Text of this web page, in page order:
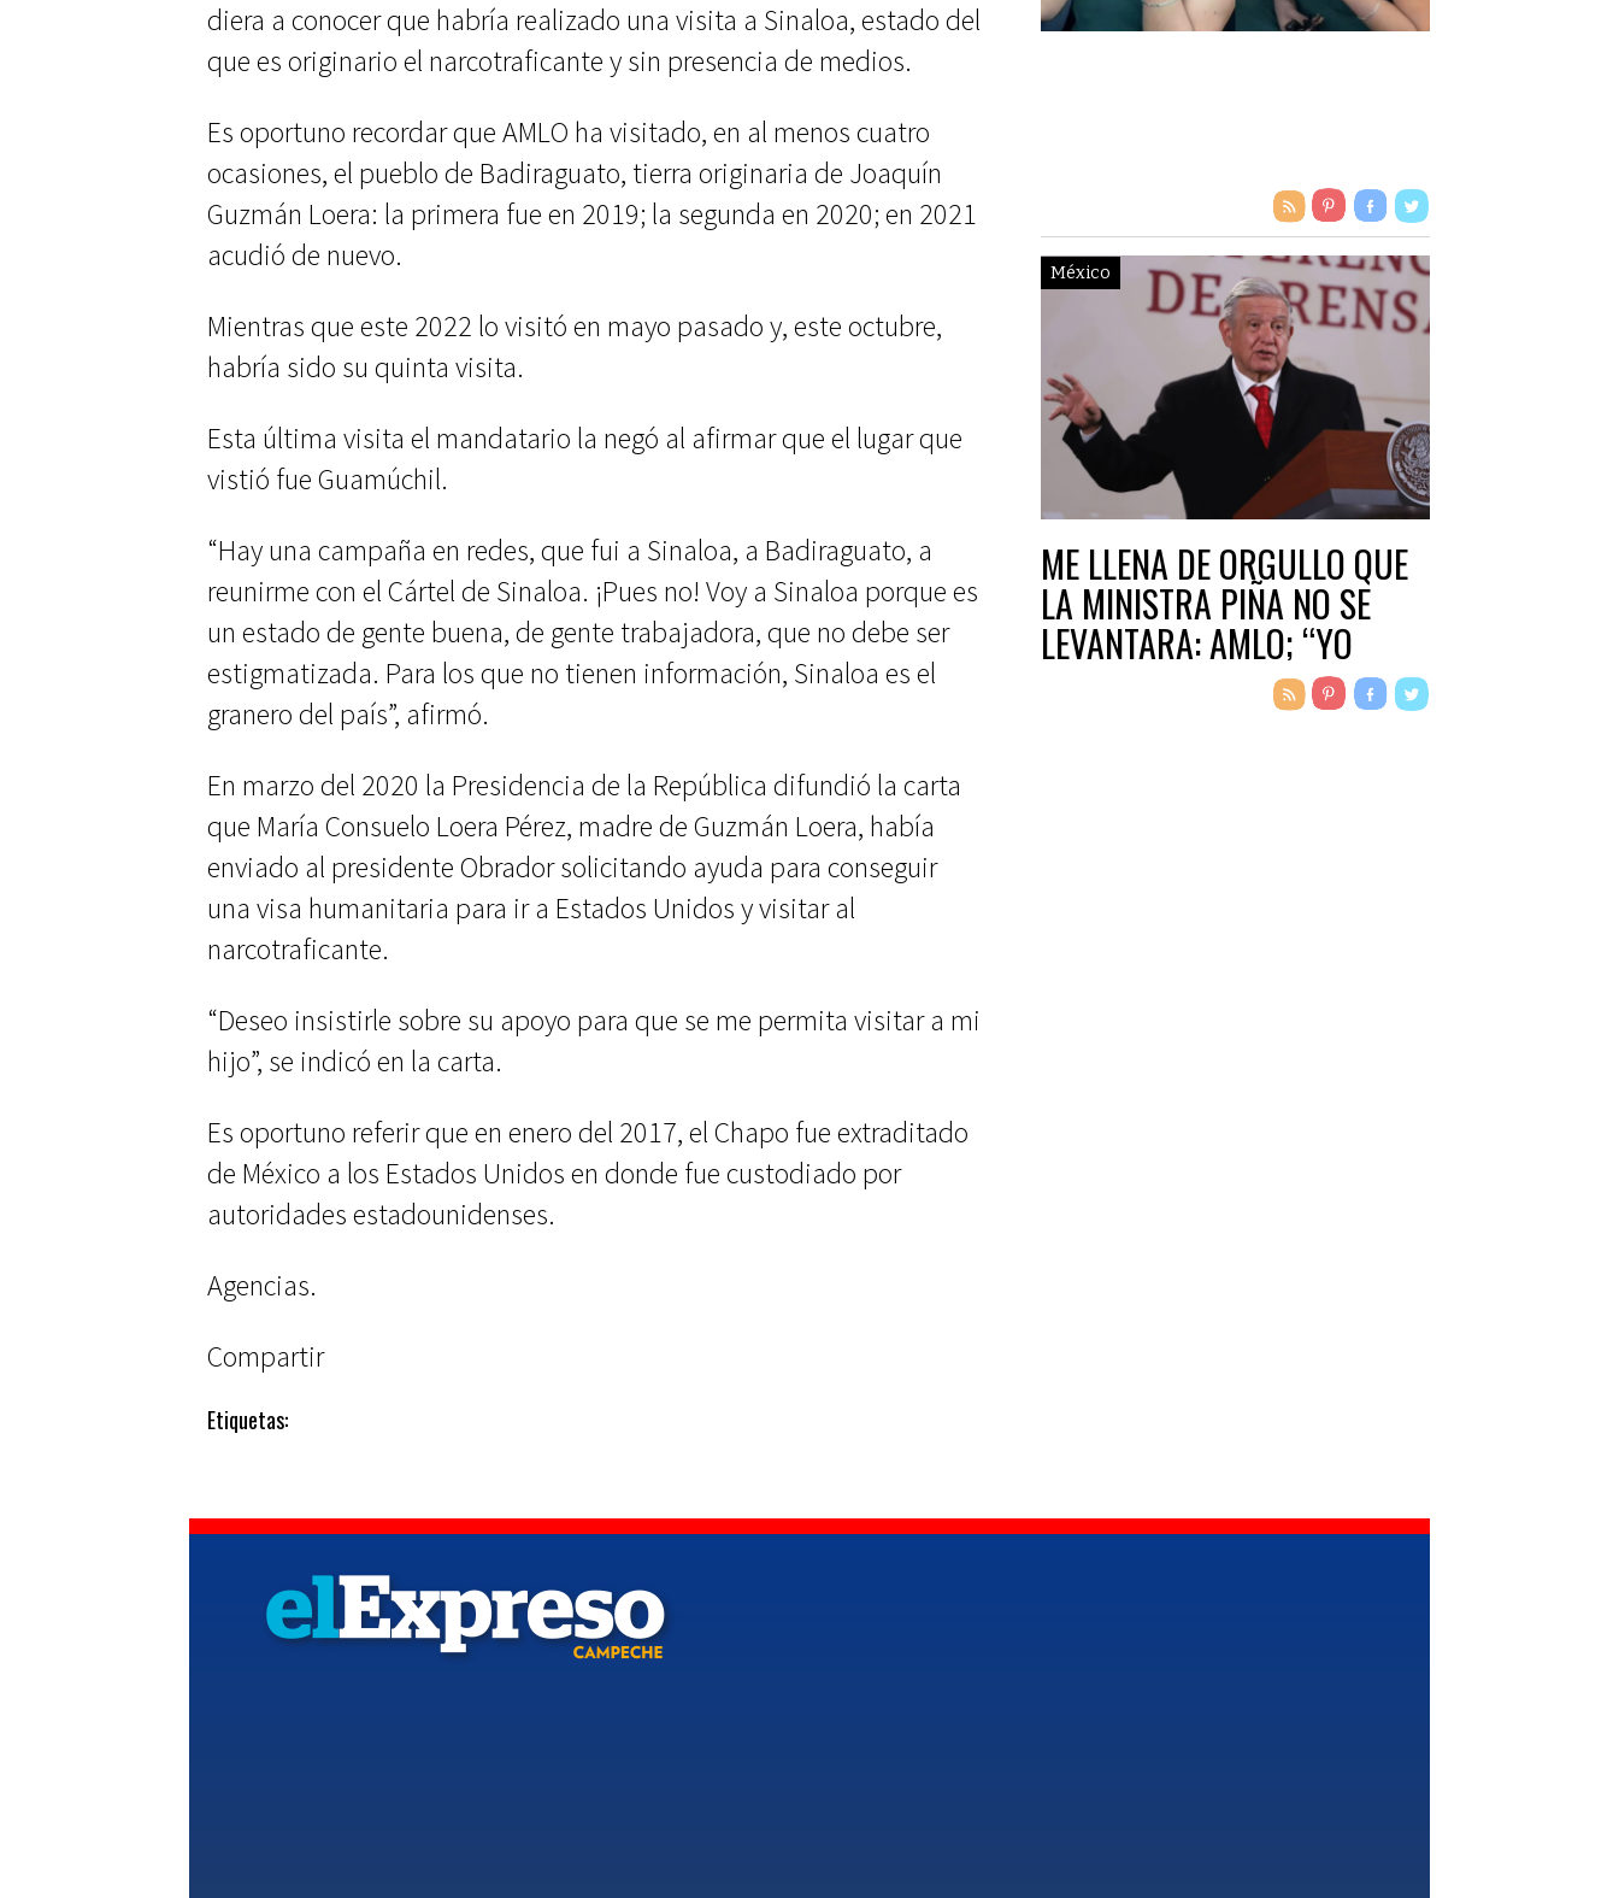
diera a conocer que habría realizado una visita a Sinaloa, estado del
que es originario el narcotraficante y sin presencia de medios.
Es oportuno recordar que AMLO ha visitado, en al menos cuatro
ocasiones, el pueblo de Badiraguato, tierra originaria de Joaquín
Guzmán Loera: la primera fue en 2019; la segunda en 2020; en 2021
acudió de nuevo.
Mientras que este 2022 lo visitó en mayo pasado y, este octubre,
habría sido su quinta visita.
Esta última visita el mandatario la negó al afirmar que el lugar que
vistió fue Guamúchil.
“Hay una campaña en redes, que fui a Sinaloa, a Badiraguato, a
reunirme con el Cártel de Sinaloa. ¡Pues no! Voy a Sinaloa porque es
un estado de gente buena, de gente trabajadora, que no debe ser
estigmatizada. Para los que no tienen información, Sinaloa es el
granero del país”, afirmó.
En marzo del 2020 la Presidencia de la República difundió la carta
que María Consuelo Loera Pérez, madre de Guzmán Loera, había
enviado al presidente Obrador solicitando ayuda para conseguir
una visa humanitaria para ir a Estados Unidos y visitar al
narcotraficante.
“Deseo insistirle sobre su apoyo para que se me permita visitar a mi
hijo”, se indicó en la carta.
Es oportuno referir que en enero del 2017, el Chapo fue extraditado
de México a los Estados Unidos en donde fue custodiado por
autoridades estadounidenses.
Agencias.
Compartir
Etiquetas:
México
ME LLENA DE ORGULLO QUE
LA MINISTRA PIÑA NO SE
LEVANTARA: AMLO; “YO
CREO QUE ESTABA CANSADA
O NO QUISO PARARSE”